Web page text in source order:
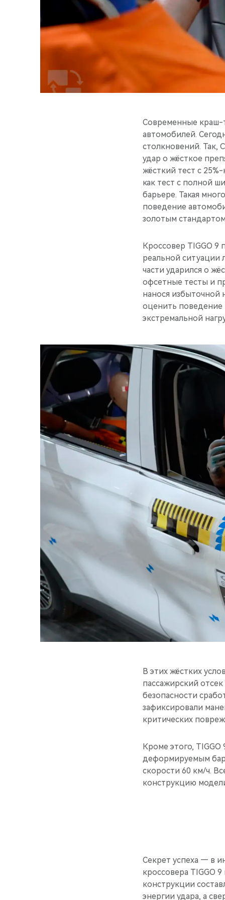
Современные краш-
автомобилей.
столкновений. Так,
удар о жёсткое
жёсткий тест с
как тест с полной
барьере. Такая
поведение
золотым
Кроссовер TIGGO 9
реальной ситуации
части ударился о
офсетные тесты и
нанося избыточной
оценить поведение
экстремальной
В этих жёстких
пассажирский
безопасности
зафиксировали
критических
Кроме этого,
деформируемым
скорости 60 км/ч.
конструкцию
Секрет успеха — в
кроссовера TIGGO
конструкции
энергии удара, а